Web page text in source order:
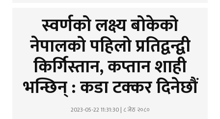
स्वर्णको लक्ष्य बोकेको
नेपालको पहिलो प्रतिद्वन्द्वी
किर्गिस्तान, कप्तान शाही
भन्छिन् : कडा टक्कर दिनेछौं
2023-05-22 11:31:30 | ८ जेठ २०८०